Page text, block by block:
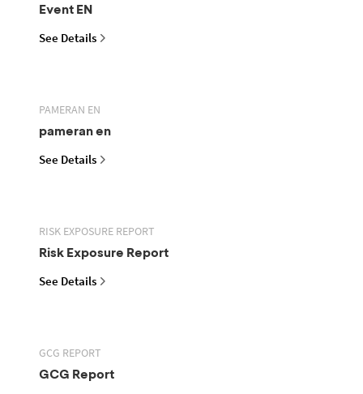
Event EN
See Details
PAMERAN EN
pameran en
See Details
RISK EXPOSURE REPORT
Risk Exposure Report
See Details
GCG REPORT
GCG Report